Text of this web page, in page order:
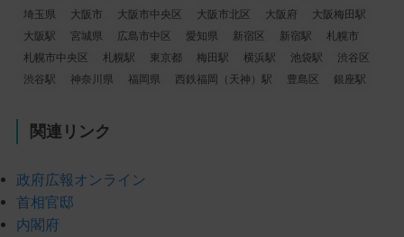
埼玉県
大阪市 大阪市中央区 大阪市北区 大阪府
大阪梅田駅
大阪駅
宮城県 広島市中区 愛知県 新宿区 新宿駅
札幌市
札幌市中央区
札幌駅 東京都 梅田駅 横浜駅 池袋駅
渋谷区
渋谷駅
神奈川県 福岡県 西鉄福岡（天神）駅 豊島区 銀座駅
関連リンク
政府広報オンライン
首相官邸
内閣府